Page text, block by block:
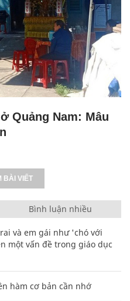
Quảng Nam: Mâu
BÀI VIẾT
Bình luận nhiều
và em gái như 'chó với
một vấn đề trong giáo dục
hàm cơ bản cần nhớ